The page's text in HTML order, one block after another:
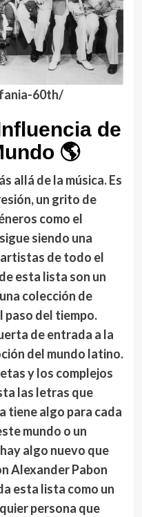
60th/
de
🌎
allá de la música. Es
un grito de
como el
siendo una
de todo el
esta lista son un
colección de
paso del tiempo.
de entrada a la
del mundo latino.
y los complejos
las letras que
tiene algo para cada
mundo o un
algo nuevo que
Alexander Pabon
esta lista como un
persona que